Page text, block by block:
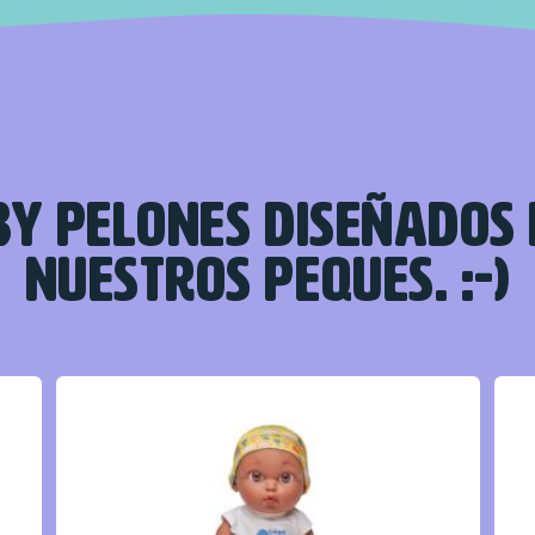
PELONES DISEÑADOS
NUESTROS PEQUES. :-)